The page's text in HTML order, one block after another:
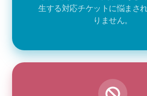
生する対応チケットに悩まさ
りません。